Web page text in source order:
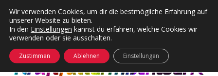
Kategorien
Menü
24 Hours Chilling
Die Wende
KFMW-Disco
Dates
öffnen
Wir verwenden Cookies, um dir die bestmögliche Erfahrung auf
unserer Website zu bieten.
In den Einstellungen kannst du erfahren, welche Cookies wir
verwenden oder sie ausschalten.
Zustimmen Ablehnen Einstellungen